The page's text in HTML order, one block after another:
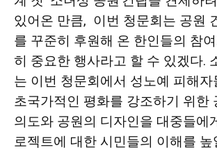
있어온 만큼, 이번 청문회는 공원
를 꾸준히 후원해 온 한인들의 참
히 중요한 행사라고 할 수 있겠다.
는 이번 청문회에서 성노예 피해자
초국가적인 평화를 강조하기 위한
의도와 공원의 디자인을 대중들에
로젝트에 대한 시민들의 이해를 높